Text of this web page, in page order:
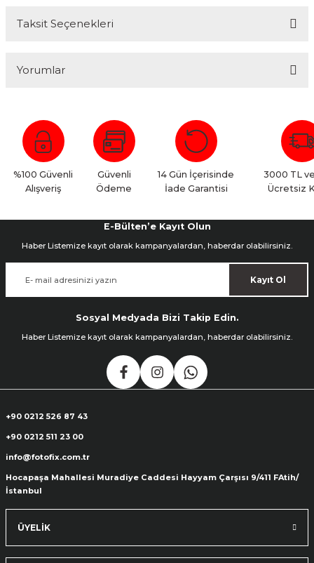
Taksit Seçenekleri
Yorumlar
Bu ürüne ilk yorumu siz yapın!
Yorum Yaz
%100 Güvenli
Alışveriş
Güvenli
Ödeme
14 Gün İçerisinde
İade Garantisi
3000 TL
Ücretsiz
E-Bülten’e Kayıt Olun
Haber Listemize kayıt olarak kampanyalardan, haberdar olabilirsiniz.
Kayıt Ol
Sosyal Medyada Bizi Takip Edin.
Haber Listemize kayıt olarak kampanyalardan, haberdar olabilirsiniz.
+90 0212 526 87 43
+90 0212 511 23 00
info@fotofix.com.tr
Hocapaşa Mahallesi Muradiye Caddesi Hayyam Çarşısı 9/411 FAtih/
İstanbul
ÜYELİK